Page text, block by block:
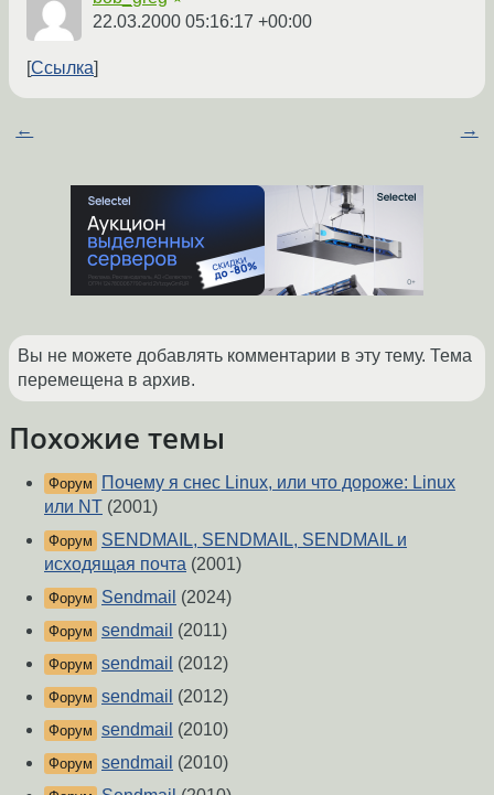
22.03.2000 05:16:17 +00:00
Ссылка
← →
Вы не можете добавлять комментарии в эту тему. Тема
перемещена в архив.
Похожие темы
Форум
Почему я снес Linux, или что дороже: Linux
или NT (2001)
Форум
SENDMAIL, SENDMAIL, SENDMAIL и
исходящая почта (2001)
Форум Sendmail (2024)
Форум sendmail (2011)
Форум sendmail (2012)
Форум sendmail (2012)
Форум sendmail (2010)
Форум sendmail (2010)